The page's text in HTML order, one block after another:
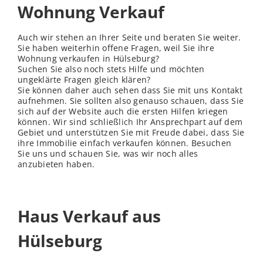
Wohnung Verkauf
Auch wir stehen an Ihrer Seite und beraten Sie weiter.
Sie haben weiterhin offene Fragen, weil Sie ihre
Wohnung verkaufen in Hülseburg?
Suchen Sie also noch stets Hilfe und möchten
ungeklärte Fragen gleich klären?
Sie können daher auch sehen dass Sie mit uns Kontakt
aufnehmen. Sie sollten also genauso schauen, dass Sie
sich auf der Website auch die ersten Hilfen kriegen
können. Wir sind schließlich Ihr Ansprechpart auf dem
Gebiet und unterstützen Sie mit Freude dabei, dass Sie
ihre Immobilie einfach verkaufen können. Besuchen
Sie uns und schauen Sie, was wir noch alles
anzubieten haben.
Haus Verkauf aus
Hülseburg